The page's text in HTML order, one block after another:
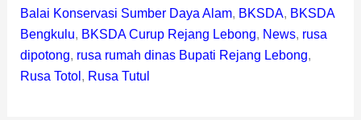
Balai Konservasi Sumber Daya Alam, BKSDA, BKSDA
Bengkulu, BKSDA Curup Rejang Lebong, News, rusa
dipotong, rusa rumah dinas Bupati Rejang Lebong,
Rusa Totol , Rusa Tutul